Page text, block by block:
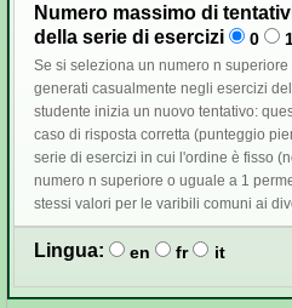
Numero massimo di
della serie di esercizi
0
Se si seleziona un numero n superiore o
generati casualmente negli esercizi
studente inizia un nuovo tentativo: questi dati non variano se non in
caso di risposta corretta (punteggio pieno)
serie di esercizi in cui l'ordine è fisso
numero n superiore o uguale a 1 permette inoltre di conservare gli
Lingua: en fr it